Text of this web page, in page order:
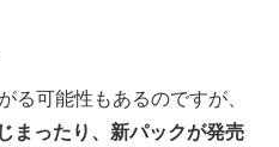
る可能性もあるのですが、
まったり、新パックが発売